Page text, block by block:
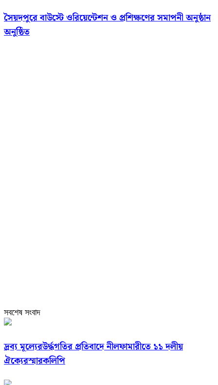
সৈয়দপুরে বাউস্টে ওরিয়েন্টেশন ও প্রশিক্ষণের সমাপনী অনুষ্ঠান
অনুষ্ঠিত
সবশেষ সংবাদ
দ্রব্য মূল্যেরউর্দ্ধগতির প্রতিবাদে নীলফামারীতে ১১ দলীয়
ঐক্যেরস্মারকলিপি